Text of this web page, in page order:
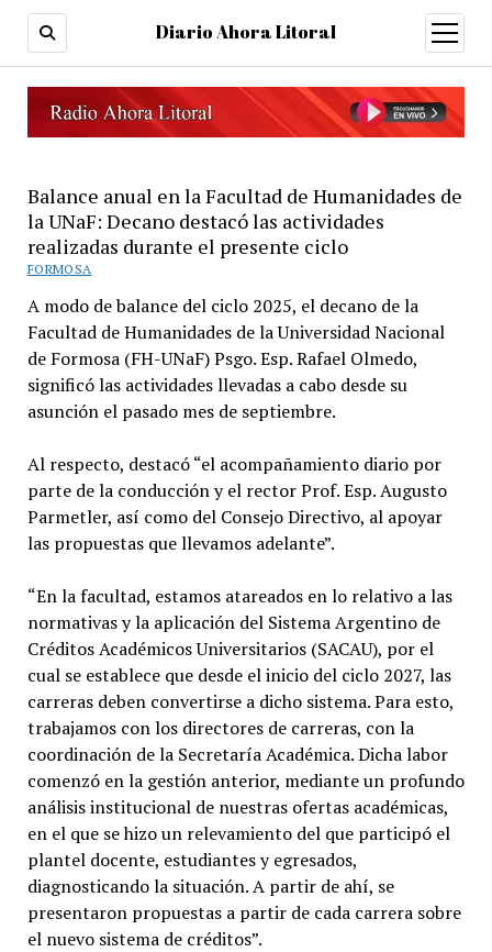
Diario Ahora Litoral
open
menu
Balance anual en la Facultad de Humanidades de
la UNaF: Decano destacó las actividades
realizadas durante el presente ciclo
FORMOSA
A modo de balance del ciclo 2025, el decano de la
Facultad de Humanidades de la Universidad Nacional
de Formosa (FH-UNaF) Psgo. Esp. Rafael Olmedo,
significó las actividades llevadas a cabo desde su
asunción el pasado mes de septiembre.
Al respecto, destacó “el acompañamiento diario por
parte de la conducción y el rector Prof. Esp. Augusto
Parmetler, así como del Consejo Directivo, al apoyar
las propuestas que llevamos adelante”.
“En la facultad, estamos atareados en lo relativo a las
normativas y la aplicación del Sistema Argentino de
Créditos Académicos Universitarios (SACAU), por el
cual se establece que desde el inicio del ciclo 2027, las
carreras deben convertirse a dicho sistema. Para esto,
trabajamos con los directores de carreras, con la
coordinación de la Secretaría Académica. Dicha labor
comenzó en la gestión anterior, mediante un profundo
análisis institucional de nuestras ofertas académicas,
en el que se hizo un relevamiento del que participó el
plantel docente, estudiantes y egresados,
diagnosticando la situación. A partir de ahí, se
presentaron propuestas a partir de cada carrera sobre
el nuevo sistema de créditos”.